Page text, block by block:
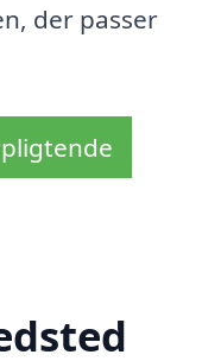
der passer